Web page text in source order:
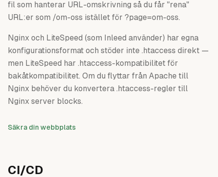
fil som hanterar URL-omskrivning så du får "rena"
URL:er som /om-oss istället för ?page=om-oss.
Nginx och LiteSpeed (som Inleed använder) har egna
konfigurationsformat och stöder inte .htaccess direkt —
men LiteSpeed har .htaccess-kompatibilitet för
bakåtkompatibilitet. Om du flyttar från Apache till
Nginx behöver du konvertera .htaccess-regler till
Nginx server blocks.
Säkra din webbplats
CI/CD